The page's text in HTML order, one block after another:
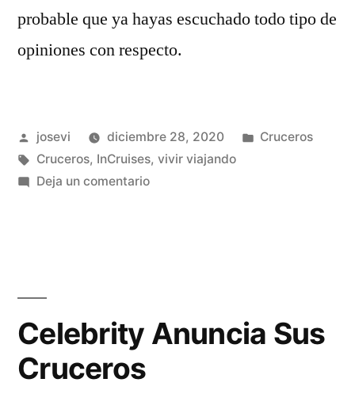
probable que ya hayas escuchado todo tipo de
opiniones con respecto.
Publicado
por
josevi diciembre 28, 2020
Publicado
Cruceros
Etiquetas:
Cruceros, InCruises, vivir viajando
Deja un comentarioen
Celebrity Anuncia Sus
Cruceros